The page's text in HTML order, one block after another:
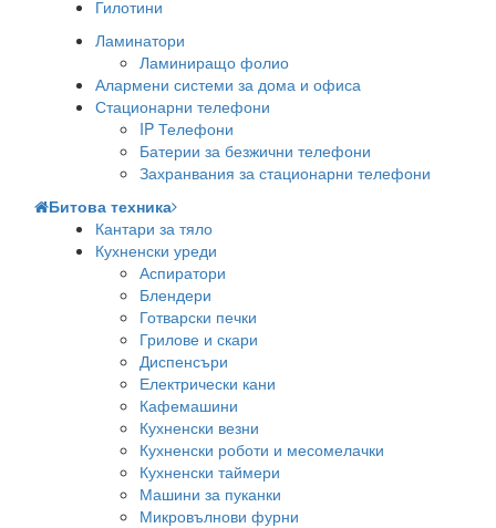
Гилотини
Ламинатори
Ламиниращо фолио
Алармени системи за дома и офиса
Стационарни телефони
IP Телефони
Батерии за безжични телефони
Захранвания за стационарни телефони
Битова техника
Кантари за тяло
Кухненски уреди
Аспиратори
Блендери
Готварски печки
Грилове и скари
Диспенсъри
Електрически кани
Кафемашини
Кухненски везни
Кухненски роботи и месомелачки
Кухненски таймери
Машини за пуканки
Микровълнови фурни